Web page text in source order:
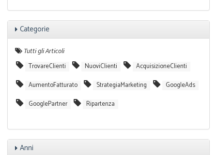
Categorie
Tutti gli Articoli
TrovareClienti NuoviClienti
AcquisizioneClienti
AumentoFatturato
StrategiaMarketing
GoogleAds
GooglePartner
Ripartenza
Anni